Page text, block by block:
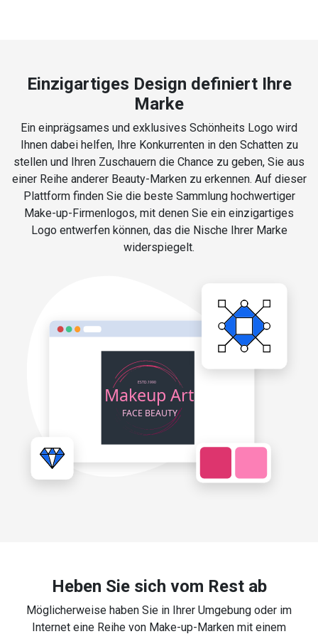
Einzigartiges Design definiert Ihre
Marke
Ein einprägsames und exklusives Schönheits Logo wird
Ihnen dabei helfen, Ihre Konkurrenten in den Schatten zu
stellen und Ihren Zuschauern die Chance zu geben, Sie aus
einer Reihe anderer Beauty-Marken zu erkennen. Auf dieser
Plattform finden Sie die beste Sammlung hochwertiger
Make-up-Firmenlogos, mit denen Sie ein einzigartiges
Logo entwerfen können, das die Nische Ihrer Marke
widerspiegelt.
Heben Sie sich vom Rest ab
Möglicherweise haben Sie in Ihrer Umgebung oder im
Internet eine Reihe von Make-up-Marken mit einem